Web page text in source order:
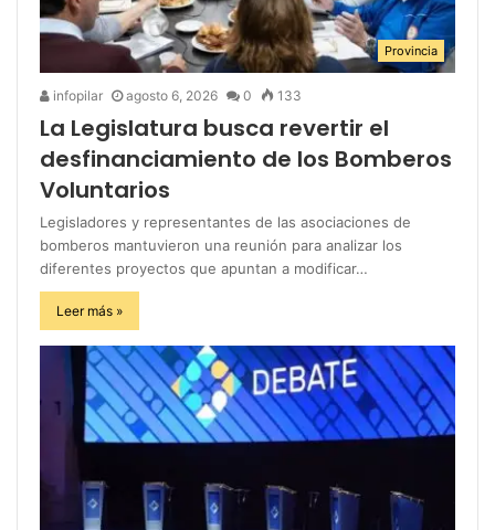
Provincia
infopilar agosto 6, 2026 0 133
La Legislatura busca revertir el
desfinanciamiento de los Bomberos
Voluntarios
Legisladores y representantes de las asociaciones de
bomberos mantuvieron una reunión para analizar los
diferentes proyectos que apuntan a modificar…
Leer más »